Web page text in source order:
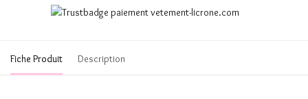
Fiche Produit Description